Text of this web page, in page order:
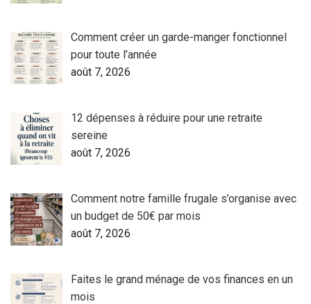
Comment créer un garde-manger fonctionnel
pour toute l’année
août 7, 2026
12 dépenses à réduire pour une retraite
sereine
août 7, 2026
Comment notre famille frugale s’organise avec
un budget de 50€ par mois
août 7, 2026
Faites le grand ménage de vos finances en un
mois